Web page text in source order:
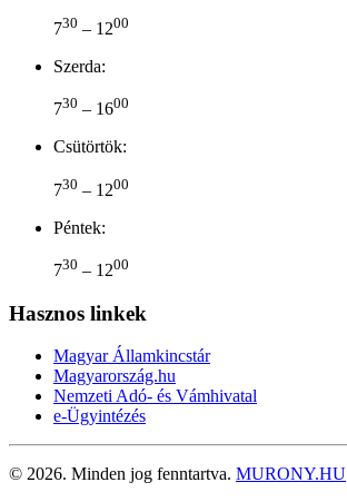
730 – 1200
Szerda:
730 – 1600
Csütörtök:
730 – 1200
Péntek:
730 – 1200
Hasznos linkek
Magyar Államkincstár
Magyarország.hu
Nemzeti Adó- és Vámhivatal
e-Ügyintézés
© 2026. Minden jog fenntartva. MURONY.HU